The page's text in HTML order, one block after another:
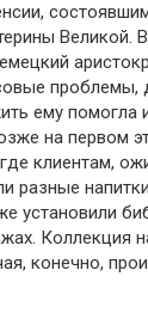
Великой.
проблемы,
ему помогла
на первом
клиентам,
разные
установили
Коллекция
конечно,